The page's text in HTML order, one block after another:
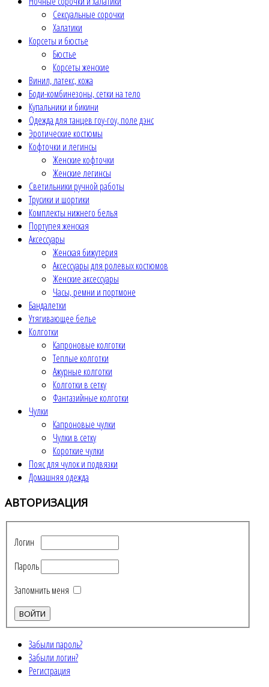
Сексуальные сорочки
Халатики
Корсеты и бюстье
Бюстье
Корсеты женские
Винил, латекс, кожа
Боди-комбинезоны, сетки на тело
Купальники и бикини
Одежда для танцев гоу-гоу, поле дэнс
Эротические костюмы
Кофточки и легинсы
Женские кофточки
Женские легинсы
Светильники ручной работы
Трусики и шортики
Комплекты нижнего белья
Портупея женская
Аксессуары
Женская бижутерия
Аксессуары для ролевых костюмов
Женские аксессуары
Часы, ремни и портмоне
Бандалетки
Утягивающее белье
Колготки
Капроновые колготки
Теплые колготки
Ажурные колготки
Колготки в сетку
Фантазийные колготки
Чулки
Капроновые чулки
Чулки в сетку
Короткие чулки
Пояс для чулок и подвязки
Домашняя одежда
АВТОРИЗАЦИЯ
Логин
Пароль
Запомнить меня
Забыли пароль?
Забыли логин?
Регистрация